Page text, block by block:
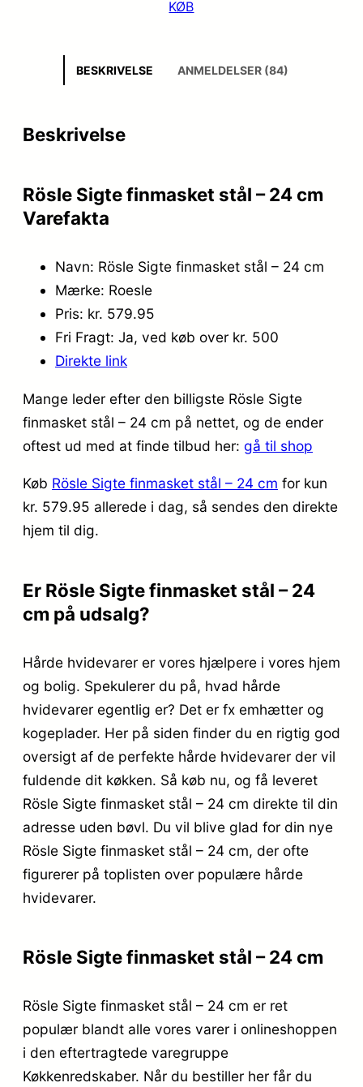
KØB
BESKRIVELSE ANMELDELSER (84)
Beskrivelse
Rösle Sigte finmasket stål – 24 cm
Varefakta
Navn: Rösle Sigte finmasket stål – 24 cm
Mærke: Roesle
Pris: kr. 579.95
Fri Fragt: Ja, ved køb over kr. 500
Direkte link
Mange leder efter den billigste Rösle Sigte
finmasket stål – 24 cm på nettet, og de ender
oftest ud med at finde tilbud her: gå til shop
Køb Rösle Sigte finmasket stål – 24 cm for kun
kr. 579.95 allerede i dag, så sendes den direkte
hjem til dig.
Er Rösle Sigte finmasket stål – 24
cm på udsalg?
Hårde hvidevarer er vores hjælpere i vores hjem
og bolig. Spekulerer du på, hvad hårde
hvidevarer egentlig er? Det er fx emhætter og
kogeplader. Her på siden finder du en rigtig god
oversigt af de perfekte hårde hvidevarer der vil
fuldende dit køkken. Så køb nu, og få leveret
Rösle Sigte finmasket stål – 24 cm direkte til din
adresse uden bøvl. Du vil blive glad for din nye
Rösle Sigte finmasket stål – 24 cm, der ofte
figurerer på toplisten over populære hårde
hvidevarer.
Rösle Sigte finmasket stål – 24 cm
Rösle Sigte finmasket stål – 24 cm er ret
populær blandt alle vores varer i onlineshoppen
i den eftertragtede varegruppe
Køkkenredskaber. Når du bestiller her får du